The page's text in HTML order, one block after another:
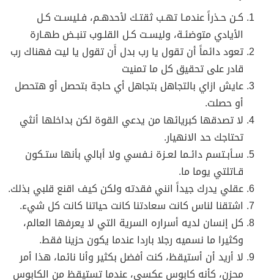
كـن حـذراً عندمـا تهـب ثقتـك لأحدهـم، فـليسـت كـل
الأيادي متوضئـة، وليسـت كـل القلـوب تنبـض طهـارة
تعود دائماً أن تقول يا رب بدل أَن تقول يا ليت فهناك رب
قادر على تحقيق كل ما تمنيت
عايش ازاي بالتجاهل بتجاهل أي حاجة بتحصل أو هتحصل
أو حصلت.
لا تصدقها كبريائها من يدعي القوة لكن بداخلها أنثي
تحتاجك حد الانهيار.
سـأبـتسم دائـما لعـزة نـفسي ولا أبالي بأنها ستـكون
قـاتلتي يوما ما.
عقلي يدرك جيداً انني فقدته ولكن كيف اقنع قلبي بذلك.
اشتقنا لناس كانت سعادتنا كانت حياتنا كانت كل شيء.
كل إنسان لديه أسراره السرية التي لا يعرفها العالم،
وكثيرا ما نسميه رجلا باردا عندما يكون حزينا فقط.
لا أريد أن أستيقظ، كنت أفضل بكثير وأنا نائما، هذا أمر
محزن، كأنه كابوس عكسي، عندما تستيقظ من الكابوس